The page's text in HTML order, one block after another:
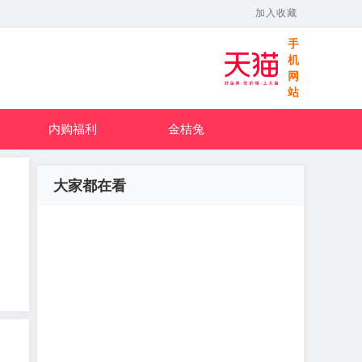
加入收藏
手
机
网
站
内购福利 金桔兔
大家都在看